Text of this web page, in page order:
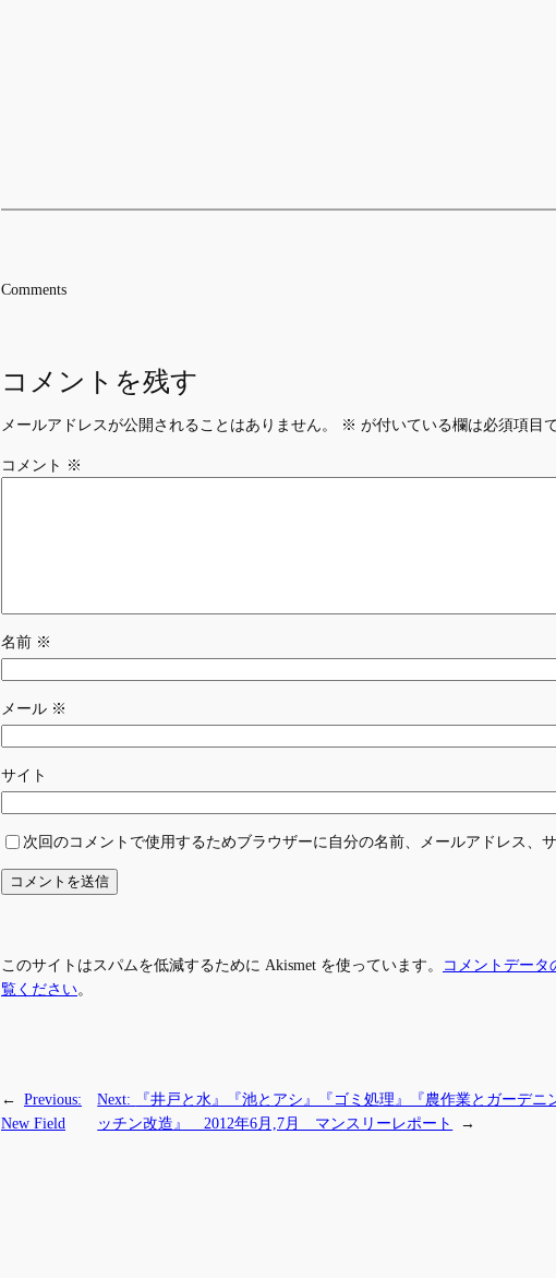
Comments
コメントを残す
メールアドレスが公開されることはありません。 ※ が付いている欄は必須項目
コメント ※
名前 ※
メール ※
サイト
次回のコメントで使用するためブラウザーに自分の名前、メールアドレス、サ
このサイトはスパムを低減するために Akismet を使っています。
コメントデータ
覧ください。
← Previous:
New Field
Next:
『井戸と水』『池とアシ』『ゴミ処理』『農作業とガーデ
ッチン改造』 2012年6月,7月 マンスリーレポート
→